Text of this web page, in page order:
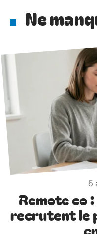
Ne
5
Remote co
recrutent le